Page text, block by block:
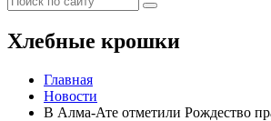
Хлебные крошки
Главная
Новости
В Алма-Ате отметили Рождество